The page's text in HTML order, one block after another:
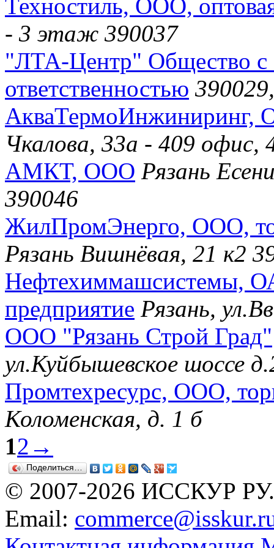
Техностиль, ООО,
- 3 этаж 390037
"ЛТА-Центр" Общество с
ответственностью
АкваТермоИнжиниринг,
Чкалова, 33а - 409
АМКТ, ООО Рязань
390046
ЖилПромЭнерго, ООО,
Рязань Вишнёвая, 21 к2
Нефтехиммашсистемы,
предприятие Рязань,
ООО "Рязань Строй Град"
ул.Куйбышевское шоссе
Промтехресурс, ООО,
Коломенская, д. 1 б
12 →
Поделиться…
© 2007-2026 ИССКУР РУ.
Email: